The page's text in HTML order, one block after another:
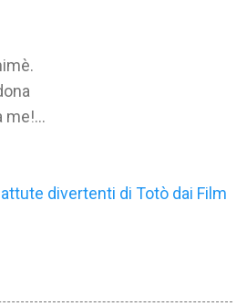
me!...
divertenti di Totò dai Film